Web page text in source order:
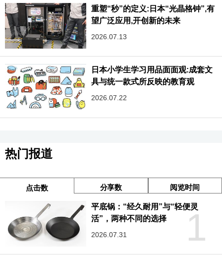
重塑“秒”的定义:日本“光晶格钟”,有
望广泛应用,开创新的未来
2026.07.13
日本小学生学习用品面面观:成套文
具与统一款式所反映的教育观
2026.07.22
热门报道
点击数 分享数 阅览时间
1
平底锅：“经久耐用”与“轻便灵
活”，两种不同的选择
2026.07.31